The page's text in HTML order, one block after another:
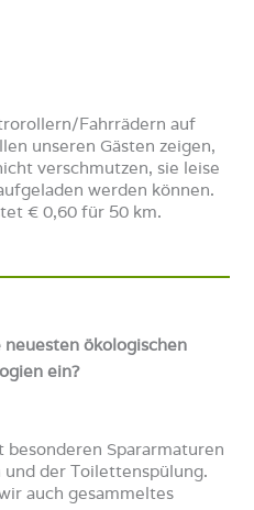
Fahrrädern auf
unseren Gästen zeigen,
verschmutzen, sie leise
werden können.
€ 0,60 für 50 km.
ökologischen
ein?
besonderen Spararmaturen
und der Toilettenspülung.
auch gesammeltes